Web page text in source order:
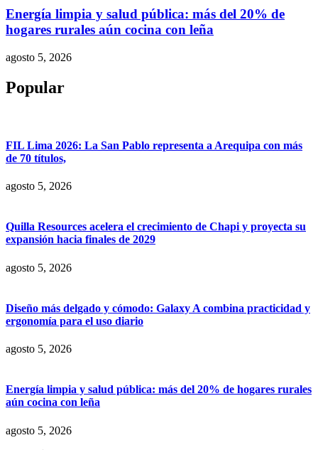
Energía limpia y salud pública: más del 20% de
hogares rurales aún cocina con leña
agosto 5, 2026
Popular
FIL Lima 2026: La San Pablo representa a Arequipa con más
de 70 títulos,
agosto 5, 2026
Quilla Resources acelera el crecimiento de Chapi y proyecta su
expansión hacia finales de 2029
agosto 5, 2026
Diseño más delgado y cómodo: Galaxy A combina practicidad y
ergonomía para el uso diario
agosto 5, 2026
Energía limpia y salud pública: más del 20% de hogares rurales
aún cocina con leña
agosto 5, 2026